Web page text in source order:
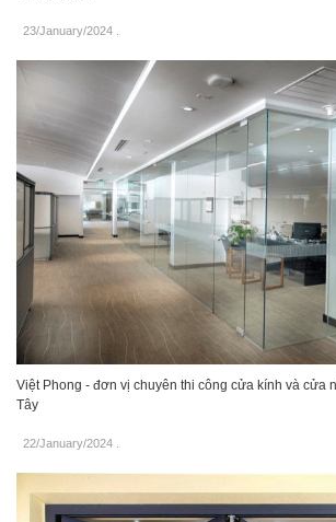
23/January/2024
Việt Phong - đơn vị chuyên thi công cửa kính và cửa
Tây
22/January/2024